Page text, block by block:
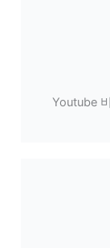
Youtube